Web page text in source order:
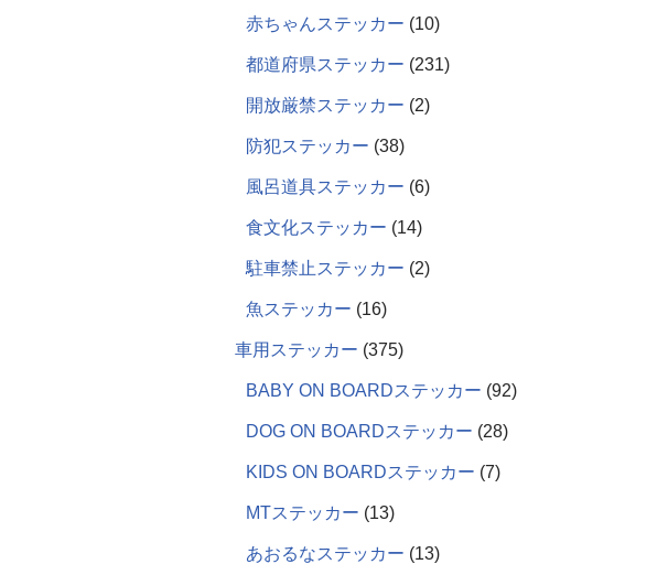
赤ちゃんステッカー 10
都道府県ステッカー 231
開放厳禁ステッカー 2
防犯ステッカー 38
風呂道具ステッカー 6
食文化ステッカー 14
駐車禁止ステッカー 2
魚ステッカー 16
車用ステッカー 375
BABY ON BOARDステッカー 92
DOG ON BOARDステッカー 28
KIDS ON BOARDステッカー 7
MTステッカー 13
あおるなステッカー 13